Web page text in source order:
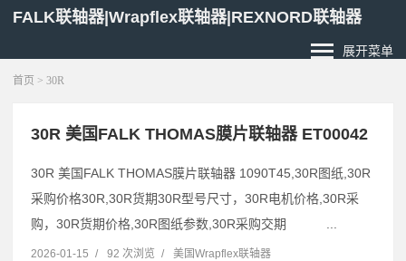
FALK联轴器|Wrapflex联轴器|REXNORD联轴器
展开菜单
首页 > 30R
30R 美国FALK THOMAS膜片联轴器 ET00042
30R 美国FALK THOMAS膜片联轴器 1090T45,30R图纸,30R
采购价格30R,30R货期30R型号尺寸，30R电机价格,30R采
购，30R货期价格,30R图纸参数,30R采购交期 ...
2026-01-15 / 92 次浏览 / 美国Wrapflex联轴器